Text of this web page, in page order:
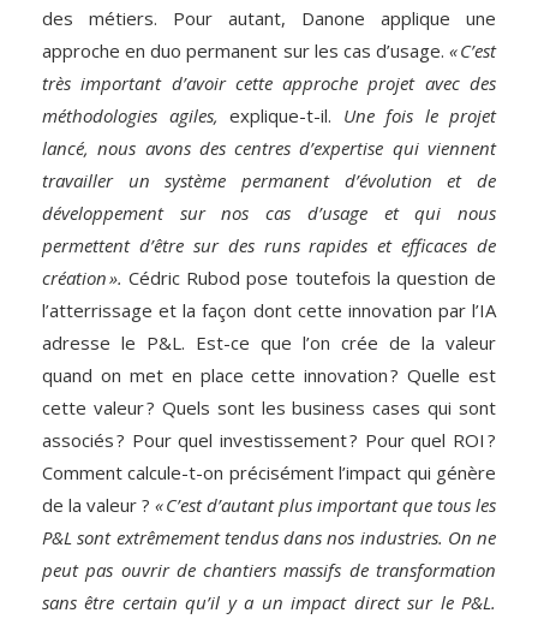
des métiers. Pour autant, Danone applique une
approche en duo permanent sur les cas d’usage. « C’est
très important d’avoir cette approche projet avec des
méthodologies agiles, explique-t-il. Une fois le projet
lancé, nous avons des centres d’expertise qui viennent
travailler un système permanent d’évolution et de
développement sur nos cas d’usage et qui nous
permettent d’être sur des runs rapides et efficaces de
création ». Cédric Rubod pose toutefois la question de
l’atterrissage et la façon dont cette innovation par l’IA
adresse le P&L. Est-ce que l’on crée de la valeur
quand on met en place cette innovation ? Quelle est
cette valeur ? Quels sont les business cases qui sont
associés ? Pour quel investissement ? Pour quel ROI ?
Comment calcule-t-on précisément l’impact qui génère
de la valeur ? « C’est d’autant plus important que tous les
P&L sont extrêmement tendus dans nos industries. On ne
peut pas ouvrir de chantiers massifs de transformation
sans être certain qu’il y a un impact direct sur le P&L.